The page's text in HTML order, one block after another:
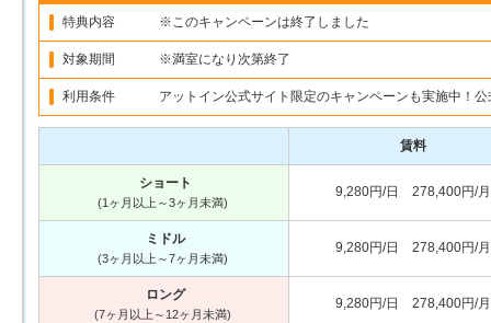
特典内容 ※このキャンペーンは終了しました
対象期間 ※満室になり次第終了
利用条件 アットイン公式サイト限定のキャンペーンも実施中！
賃料
ショート
(1ヶ月以上～3ヶ月未満)
9,280円/日 278,400円/月
ミドル
(3ヶ月以上～7ヶ月未満)
9,280円/日 278,400円/月
ロング
(7ヶ月以上～12ヶ月未満)
9,280円/日 278,400円/月